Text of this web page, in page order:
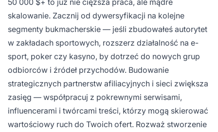
50 000 $+ to już nie cięższa praca, ale mądre
skalowanie. Zacznij od dywersyfikacji na kolejne
segmenty bukmacherskie — jeśli zbudowałeś autorytet
w zakładach sportowych, rozszerz działalność na e-
sport, poker czy kasyno, by dotrzeć do nowych grup
odbiorców i źródeł przychodów. Budowanie
strategicznych partnerstw afiliacyjnych i sieci zwiększa
zasięg — współpracuj z pokrewnymi serwisami,
influencerami i twórcami treści, którzy mogą skierować
wartościowy ruch do Twoich ofert. Rozważ stworzenie